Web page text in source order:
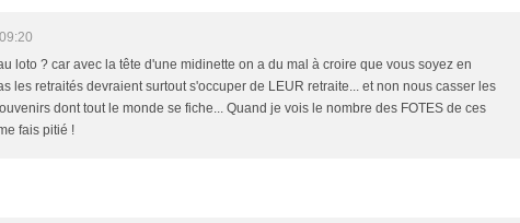
loto ? car avec la tête d'une midinette on a du mal à croire que vous soyez en
les retraités devraient surtout s'occuper de LEUR retraite... et non nous casser les
dont tout le monde se fiche... Quand je vois le nombre des FOTES de ces
fais pitié !